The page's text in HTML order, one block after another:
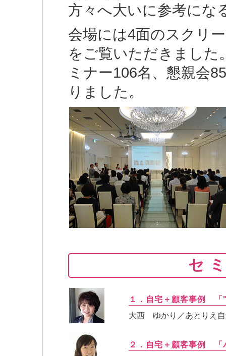
方々へ大いに参考にな
会場には4面のスクリ
をご覧いただきました
ミナー106名、懇親会
りました。
セ
１．自宅＋顧客事例 「
大西 ゆかり／あとりえ
２．自宅＋顧客事例 「